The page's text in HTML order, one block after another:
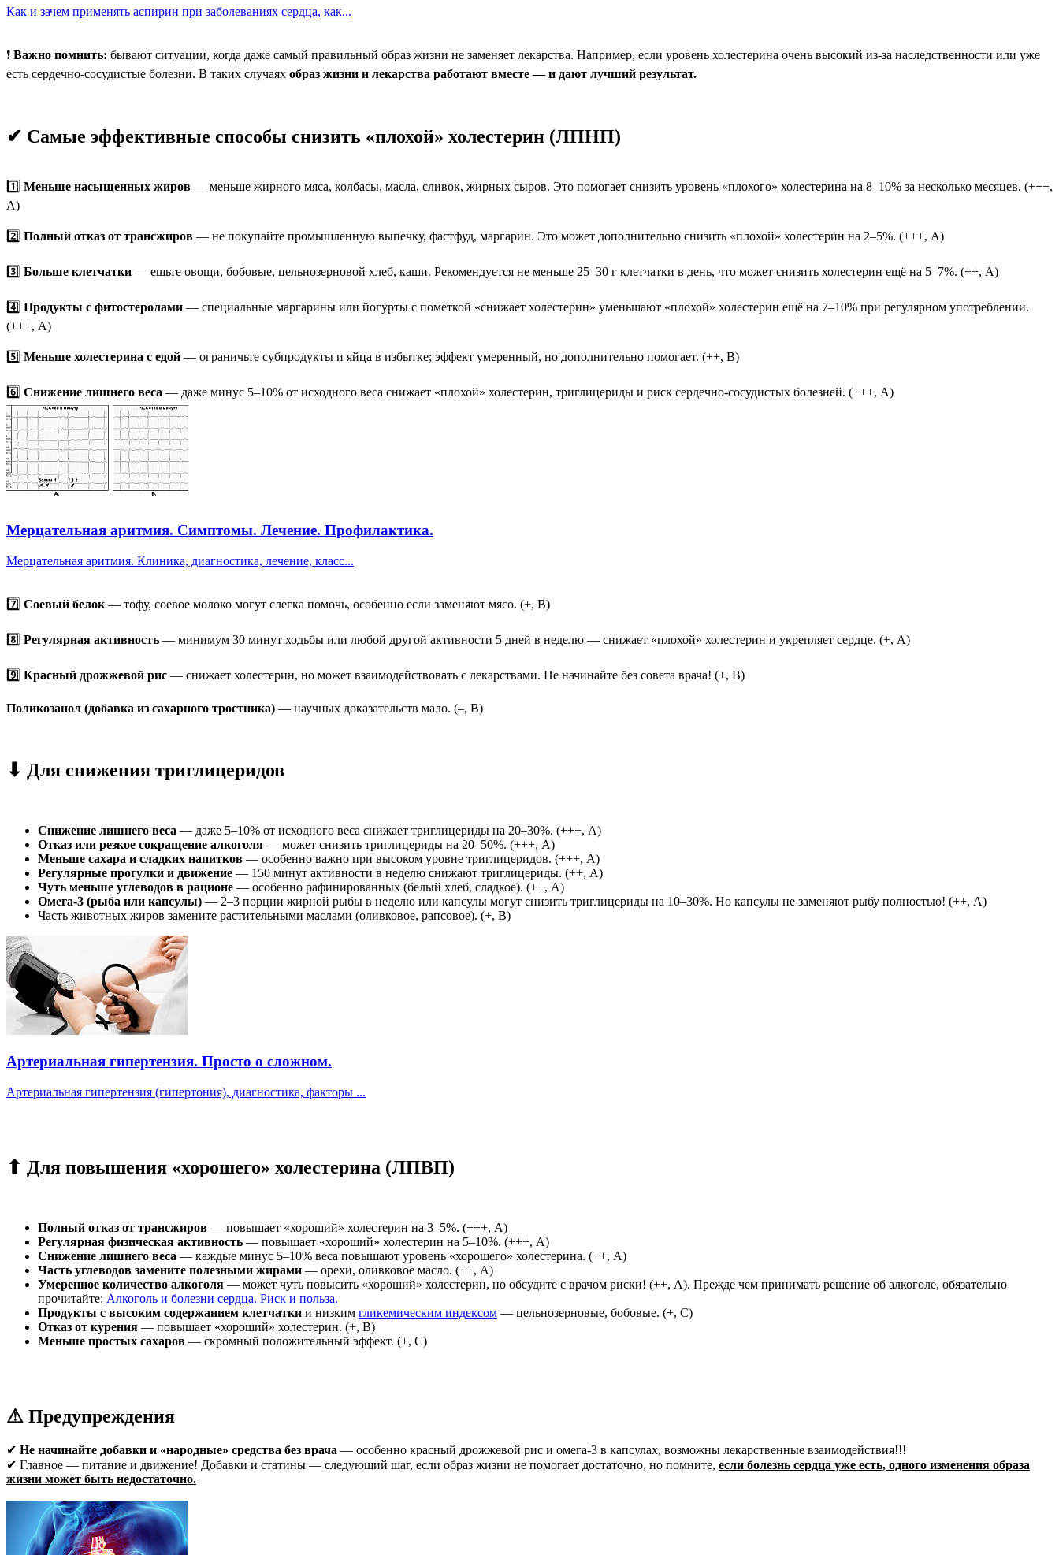
Как и зачем применять аспирин при заболеваниях сердца, как...
❗ Важно помнить: бывают ситуации, когда даже самый правильный образ жизни не заменяет лекарства. Например, если уровень холестерина очень высокий из-за наследственности или уже
есть сердечно-сосудистые болезни. В таких случаях образ жизни и лекарства работают вместе — и дают лучший результат.
✔ Самые эффективные способы снизить «плохой» холестерин (ЛПНП)
1️⃣ Меньше насыщенных жиров — меньше жирного мяса, колбасы, масла, сливок, жирных сыров. Это помогает снизить уровень «плохого» холестерина на 8–10% за несколько месяцев. (+++,
А)
2️⃣ Полный отказ от трансжиров — не покупайте промышленную выпечку, фастфуд, маргарин. Это может дополнительно снизить «плохой» холестерин на 2–5%. (+++, А)
3️⃣ Больше клетчатки — ешьте овощи, бобовые, цельнозерновой хлеб, каши. Рекомендуется не меньше 25–30 г клетчатки в день, что может снизить холестерин ещё на 5–7%. (++, А)
4️⃣ Продукты с фитостеролами — специальные маргарины или йогурты с пометкой «снижает холестерин» уменьшают «плохой» холестерин ещё на 7–10% при регулярном употреблении.
(+++, А)
5️⃣ Меньше холестерина с едой — ограничьте субпродукты и яйца в избытке; эффект умеренный, но дополнительно помогает. (++, В)
6️⃣ Снижение лишнего веса — даже минус 5–10% от исходного веса снижает «плохой» холестерин, триглицериды и риск сердечно-сосудистых болезней. (+++, А)
Мерцательная аритмия. Симптомы. Лечение. Профилактика.
Мерцательная аритмия. Клиника, диагностика, лечение, класс...
7️⃣ Соевый белок — тофу, соевое молоко могут слегка помочь, особенно если заменяют мясо. (+, В)
8️⃣ Регулярная активность — минимум 30 минут ходьбы или любой другой активности 5 дней в неделю — снижает «плохой» холестерин и укрепляет сердце. (+, А)
9️⃣ Красный дрожжевой рис — снижает холестерин, но может взаимодействовать с лекарствами. Не начинайте без совета врача! (+, В)
Поликозанол (добавка из сахарного тростника) — научных доказательств мало. (–, В)
⬇ Для снижения триглицеридов
Снижение лишнего веса — даже 5–10% от исходного веса снижает триглицериды на 20–30%. (+++, А)
Отказ или резкое сокращение алкоголя — может снизить триглицериды на 20–50%. (+++, А)
Меньше сахара и сладких напитков — особенно важно при высоком уровне триглицеридов. (+++, А)
Регулярные прогулки и движение — 150 минут активности в неделю снижают триглицериды. (++, А)
Чуть меньше углеводов в рационе — особенно рафинированных (белый хлеб, сладкое). (++, А)
Омега-3 (рыба или капсулы) — 2–3 порции жирной рыбы в неделю или капсулы могут снизить триглицериды на 10–30%. Но капсулы не заменяют рыбу полностью! (++, А)
Часть животных жиров замените растительными маслами (оливковое, рапсовое). (+, В)
Артериальная гипертензия. Просто о сложном.
Артериальная гипертензия (гипертония), диагностика, факторы ...
⬆ Для повышения «хорошего» холестерина (ЛПВП)
Полный отказ от трансжиров — повышает «хороший» холестерин на 3–5%. (+++, А)
Регулярная физическая активность — повышает «хороший» холестерин на 5–10%. (+++, А)
Снижение лишнего веса — каждые минус 5–10% веса повышают уровень «хорошего» холестерина. (++, А)
Часть углеводов замените полезными жирами — орехи, оливковое масло. (++, А)
Умеренное количество алкоголя — может чуть повысить «хороший» холестерин, но обсудите с врачом риски! (++, А). Прежде чем принимать решение об алкоголе, обязательно
прочитайте: Алкоголь и болезни сердца. Риск и польза.
Продукты с высоким содержанием клетчатки и низким гликемическим индексом — цельнозерновые, бобовые. (+, С)
Отказ от курения — повышает «хороший» холестерин. (+, В)
Меньше простых сахаров — скромный положительный эффект. (+, С)
⚠ Предупреждения
✔ Не начинайте добавки и «народные» средства без врача — особенно красный дрожжевой рис и омега-3 в капсулах, возможны лекарственные взаимодействия!!!
✔ Главное — питание и движение! Добавки и статины — следующий шаг, если образ жизни не помогает достаточно, но помните, если болезнь сердца уже есть, одного изменения образа
жизни может быть недостаточно.